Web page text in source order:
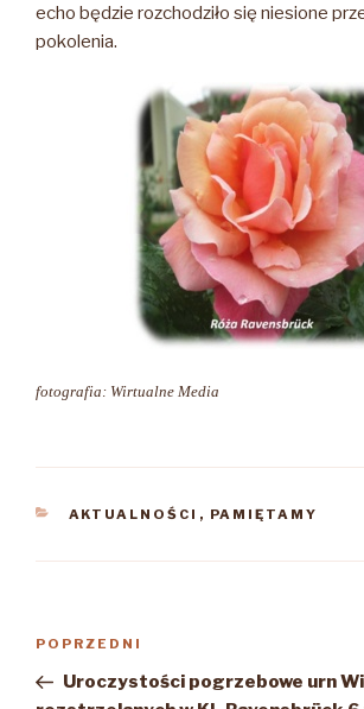
echo będzie rozchodziło się niesione
pokolenia.
fotografia: Wirtualne Media
KATEGORIE
AKTUALNOŚCI , PAMIĘTAMY
Poprzedni
wpis
POPRZEDNI
Uroczystości pogrzebowe urn